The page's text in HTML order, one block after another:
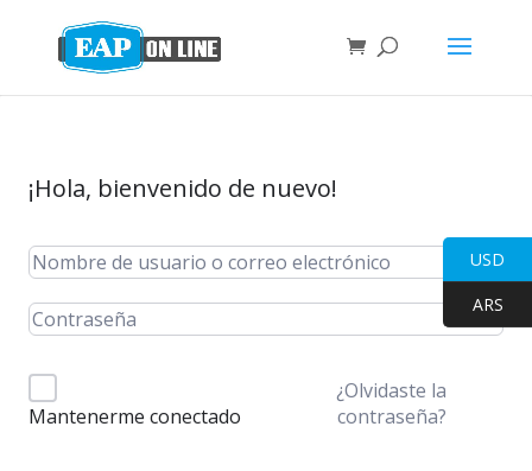
¡Hola, bienvenido de nuevo!
Mantenerme conectado
¿Olvidaste la
contraseña?
USD
ARS